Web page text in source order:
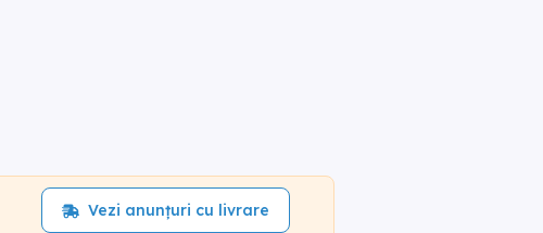
Vezi anunțuri cu livrare